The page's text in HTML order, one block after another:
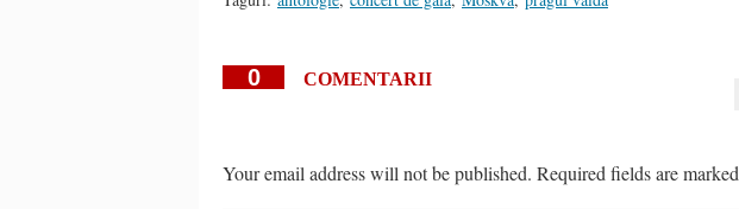
0 COMENTARII
Your email address will not be published. Required fields are marked